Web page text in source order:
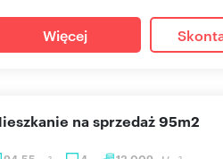
Więcej
mieszkanie na sprzedaż 95m2